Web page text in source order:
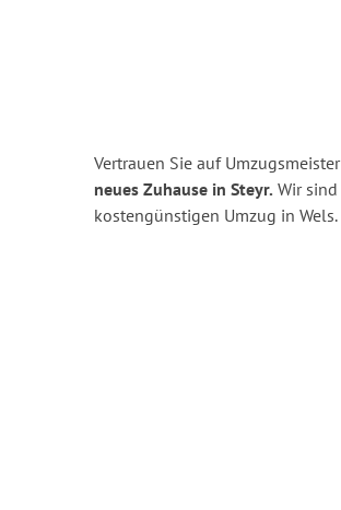
Vertrauen Sie auf
neues Zuhause in Steyr. Wir
kostengünstigen Umzug in Wels.